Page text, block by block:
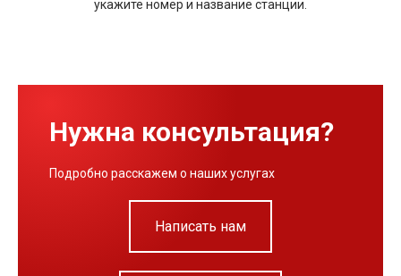
укажите номер и название станции.
Нужна консультация?
Подробно расскажем о наших услугах
Написать нам